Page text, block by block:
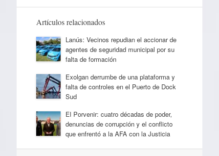
Artículos relacionados
Lanús: Vecinos repudian el accionar de
agentes de seguridad municipal por su
falta de formación
Exolgan derrumbe de una plataforma y
falta de controles en el Puerto de Dock
Sud
El Porvenir: cuatro décadas de poder,
denuncias de corrupción y el conflicto
que enfrentó a la AFA con la Justicia